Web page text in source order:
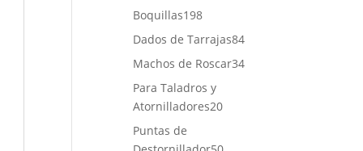
Boquillas198198
productos
Dados de Tarrajas8484
Machos de Roscar3434
Para Taladros y
Atornilladores2020
Puntas de